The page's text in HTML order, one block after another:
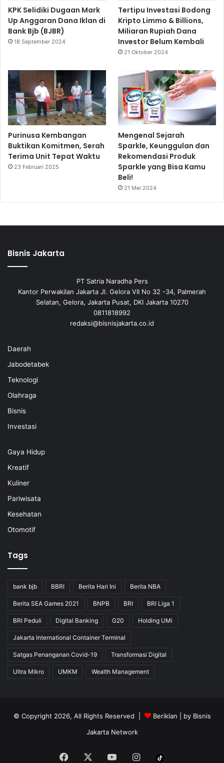
KPK Selidiki Dugaan Mark
Up Anggaran Dana Iklan di
Bank Bjb (BJBR)
18 September 2024
Tertipu Investasi Bodong
Kripto Limmo & Billions,
Miliaran Rupiah Dana
Investor Belum Kembali
21 Oktober 2024
Purinusa Kembangan
Buktikan Komitmen, Serah
Terima Unit Tepat Waktu
23 Februari 2025
Mengenal Sejarah
Sparkle, Keunggulan dan
Rekomendasi Produk
Sparkle yang Bisa Kamu
Beli!
21 Mei 2024
Bisnis Jakarta
PT Satria Naradha Pers
Kantor Perwakilan Jakarta Jl. Gelora VII No 32 -34, Palmerah
Selatan, Gelora, Jakarta Pusat, DKI Jakarta 10270
0811818992
redaksi@bisnisjakarta.co.id
Daerah
Jabodetabek
Teknologi
Olahraga
Bisnis
Investasi
Gaya Hidup
Kreatif
Kuliner
Pariwisata
Kesehatan
Otomotif
Tags
bank bjb BBRI Berita Hari Ini Berita NBA
Berita SEA Games 2021 BNPB BRI BRI Liga 1
BRI Peduli Digital Banking G20 Holding UMi
Jakarta International Container Terminal
Satgas Penanganan Covid-19 Transformasi Digital
Ultra Mikro UMKM Wealth Management
© Copyright 2026, All Rights Reserved | Beriklan | by Bisnis
Jakarta Network
Facebook YouTubeInstagram